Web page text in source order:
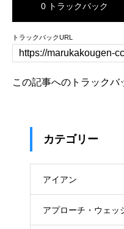
0 トラックバック
トラックバックURL
この記事へのトラックバ
カテゴリー
アイアン
アプローチ・ウェッ